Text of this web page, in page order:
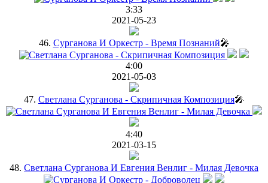
3:33
2021-05-23
46. Сурганова И Оркестр - Время Познаний🎤
4:00
2021-05-03
47. Светлана Сурганова - Скрипичная Композиция🎤
4:40
2021-03-15
48. Светлана Сурганова И Евгения Венлиг - Милая Девочка